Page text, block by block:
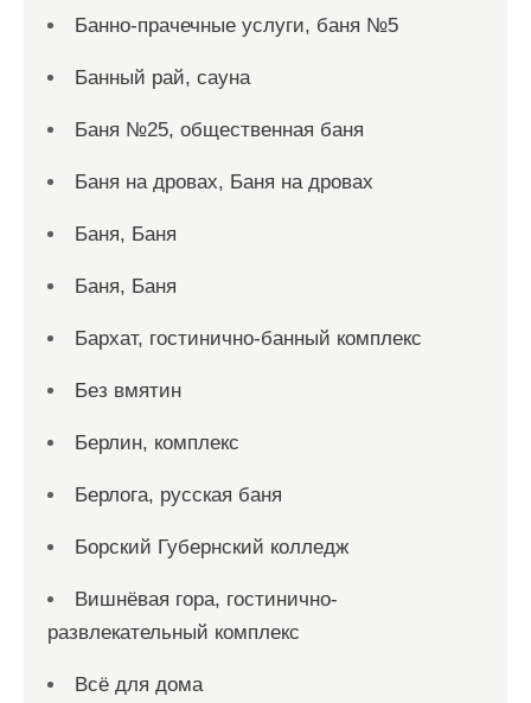
Банно-прачечные услуги, баня №5
Банный рай, сауна
Баня №25, общественная баня
Баня на дровах, Баня на дровах
Баня, Баня
Баня, Баня
Бархат, гостинично-банный комплекс
Без вмятин
Берлин, комплекс
Берлога, русская баня
Борский Губернский колледж
Вишнёвая гора, гостинично-
развлекательный комплекс
Всё для дома